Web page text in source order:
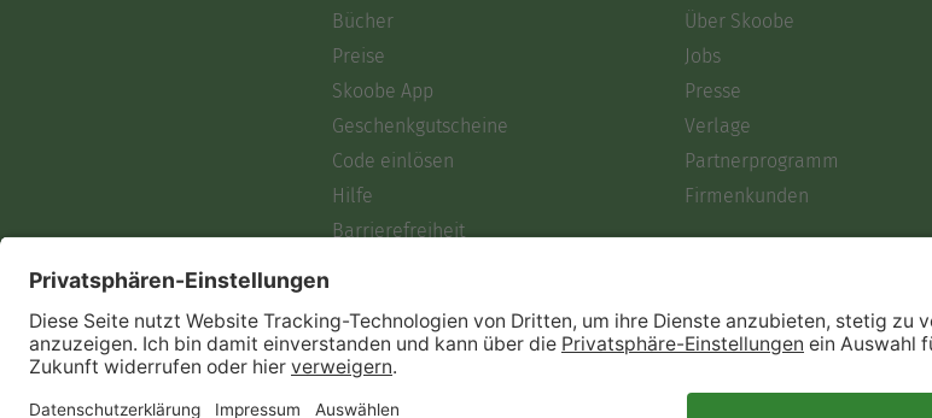
Bücher
Preise
Skoobe App
Geschenkgutscheine
Code einlösen
Hilfe
Barrierefreiheit
Über Skoobe
Jobs
Presse
Verlage
Partnerprogramm
Firmenkunden
Immer ein gutes Buch